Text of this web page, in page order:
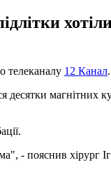
телеканалу 12 Канал.
десятки магнітних
- пояснив хірург